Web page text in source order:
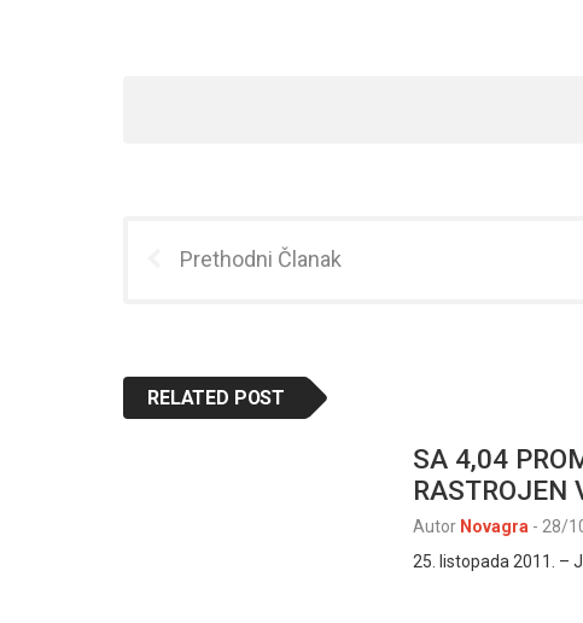
Prethodni Članak
RELATED POST
SA 4,04
RASTROJEN
Autor Novagra - 28/
25. listopada 2011. –